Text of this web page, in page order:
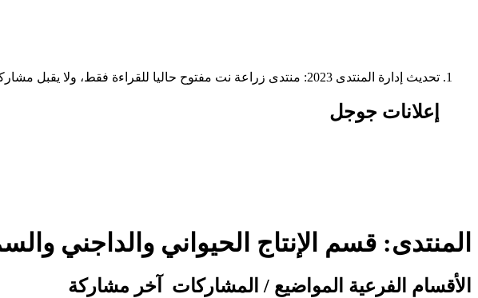
تحديث إدارة المنتدى 2023: منتدى زراعة نت مفتوح حاليا للقراءة فقط، ولا يقبل مشاركات جديدة. يمكنكم استخدام الشريط الظاهر أعلاه للبحث في كافة مواضيع المدوّنة والمنتدى.
إعلانات جوجل
المنتدى: قسم الإنتاج الحيواني والداجني
الأقسام الفرعية المواضيع / المشاركات آخر مشاركة